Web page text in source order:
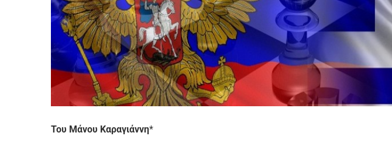
Του Μάνου Καραγιάννη*